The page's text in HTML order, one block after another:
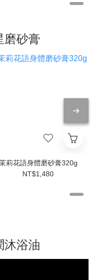
磨砂膏
莉花語身體磨砂膏320g
NT$1,480
沐浴油